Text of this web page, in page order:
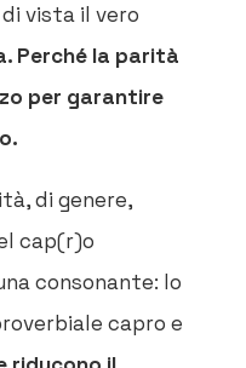
vista il vero
Perché la parità
per garantire
di genere,
cap(r)o
consonante: lo
capro e